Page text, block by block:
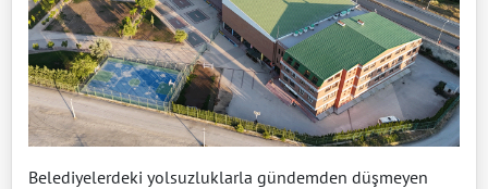
Belediyelerdeki yolsuzluklarla gündemden düşmeyen